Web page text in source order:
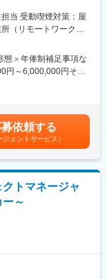
宅用の医療機器で
身体に貼り、持ち運
異なり、全身性の副
と言われる膠芽腫に対
腫（脳腫瘍）／切除
）に対して適応があり
、現場でのOJT研修
す。
得して訪問、提案活
イナー）を歯に装着
ひとりの歯に合わせ
階に合わせて1～2週
々に歯を動かして、
ー矯正との違い）
テム」の特徴
当 受動喫煙対策：屋
（リモートワーク含
態＞年俸制補足事項な
円～6,000,000円その
前職考慮の上決定いた
、選考を通じて上下
当を含めた表記です。
依頼する
ジェントサービス）
トマネージャ
～